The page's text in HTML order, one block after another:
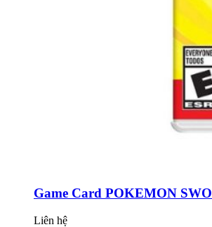
Game Card POKEMON
Liên hệ